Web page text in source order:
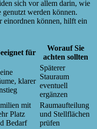
sich vor allem darin, wie
werden können.
einordnen können, hilft ein
für
Worauf Sie
achten sollten
klarer
Späterer
Stauraum
eventuell
ergänzen
mit
Platz
Bedarf
Raumaufteilung
und Stellflächen
prüfen